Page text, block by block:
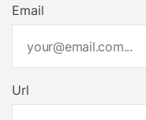
Email
Url